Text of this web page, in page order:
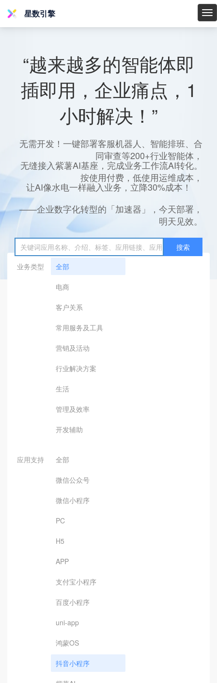
星
星数引擎
“越来越多的智能体即
插即用，企业痛点，1
小时解决！”
无需开发！一键部署客服机器人、智能排班、合
同审查等200+行业智能体，
无缝接入紫薯AI基座，完成业务工作流AI转化。
按使用付费，低使用运维成本，
让AI像水电一样融入业务，立降30%成本！
——企业数字化转型的「加速器」，今天部署，
明天见效。
搜索
业务类型
全部
电商
客户关系
常用服务及工具
营销及活动
行业解决方案
生活
管理及效率
开发辅助
应用支持 全部
微信公众号
微信小程序
PC
H5
APP
支付宝小程序
百度小程序
uni-app
鸿蒙OS
抖音小程序